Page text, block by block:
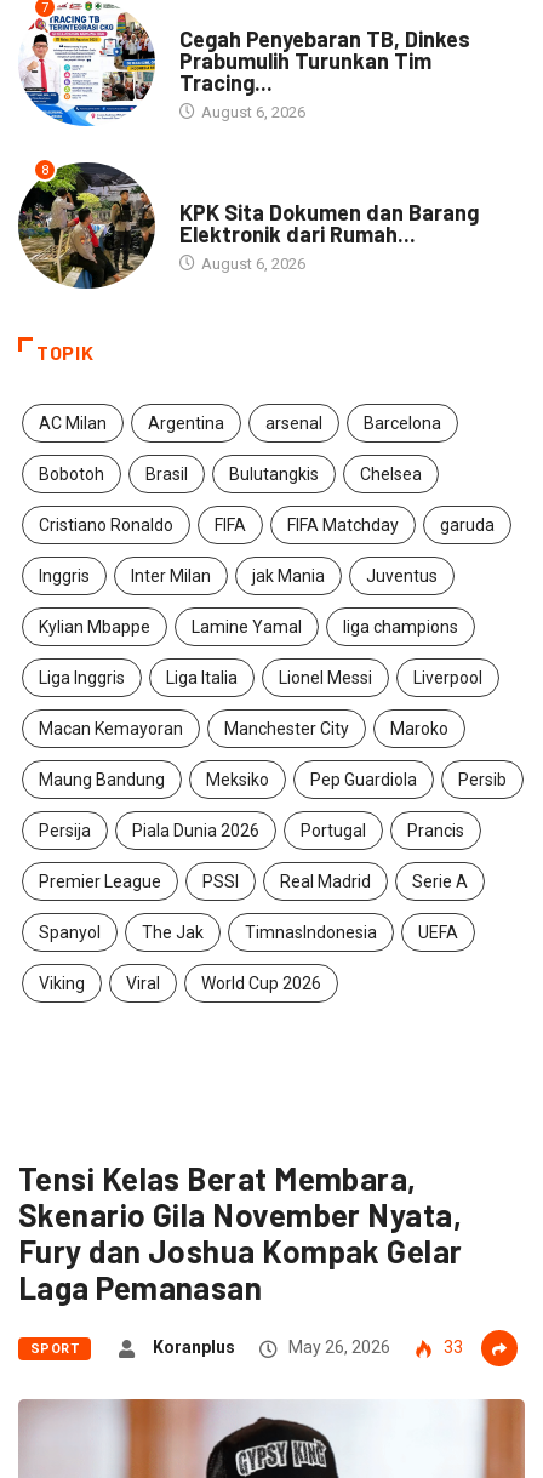
7
Cegah Penyebaran TB, Dinkes
Prabumulih Turunkan Tim
Tracing...
August 6, 2026
8
KPK Sita Dokumen dan Barang
Elektronik dari Rumah...
August 6, 2026
TOPIK
AC Milan Argentina arsenal Barcelona
Bobotoh Brasil Bulutangkis Chelsea
Cristiano Ronaldo FIFA FIFA Matchday garuda
Inggris Inter Milan jak Mania Juventus
Kylian Mbappe Lamine Yamal liga champions
Liga Inggris Liga Italia Lionel Messi Liverpool
Macan Kemayoran Manchester City Maroko
Maung Bandung Meksiko Pep Guardiola Persib
Persija Piala Dunia 2026 Portugal Prancis
Premier League PSSI Real Madrid Serie A
Spanyol The Jak TimnasIndonesia UEFA
Viking Viral World Cup 2026
Tensi Kelas Berat Membara,
Skenario Gila November Nyata,
Fury dan Joshua Kompak Gelar
Laga Pemanasan
SPORT Koranplus May 26, 2026 33